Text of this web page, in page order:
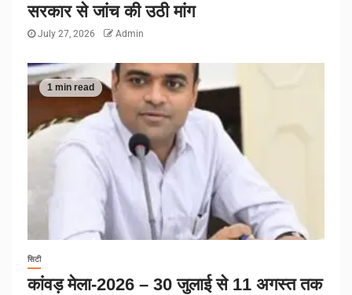
सरकार से जांच की उठी मांग
July 27, 2026 Admin
1 min read
सिटी
कांवड़ मेला-2026 – 30 जुलाई से 11 अगस्त तक